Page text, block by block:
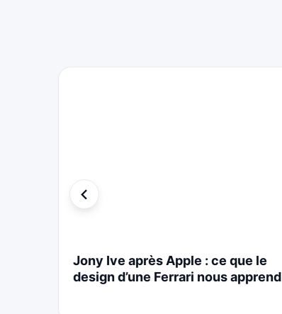
Jony Ive après Apple : ce que le
design d’une Ferrari nous apprend